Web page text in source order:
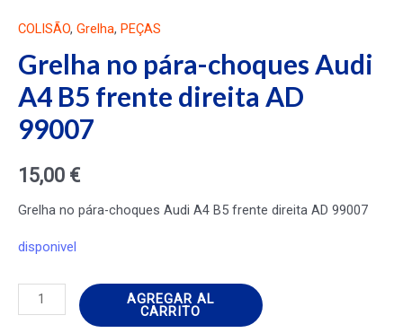
COLISÃO, Grelha, PEÇAS
Grelha no pára-choques Audi
A4 B5 frente direita AD
99007
15,00 €
Grelha no pára-choques Audi A4 B5 frente direita AD 99007
disponivel
Grelha
no
AGREGAR AL
CARRITO